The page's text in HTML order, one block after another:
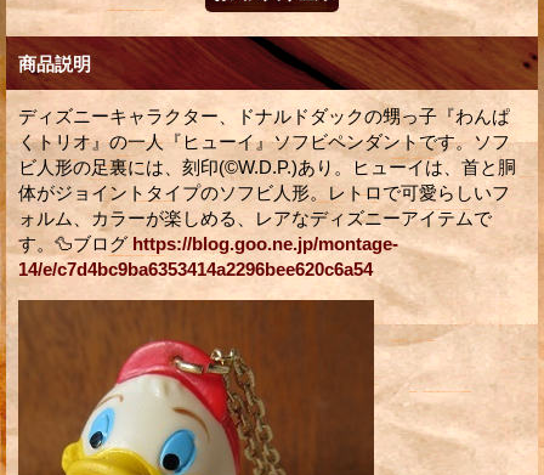
商品説明
ディズニーキャラクター、ドナルドダックの甥っ子『わんぱ
くトリオ』の一人『ヒューイ』ソフビペンダントです。ソフ
ビ人形の足裏には、刻印(©W.D.P.)あり。ヒューイは、首と胴
体がジョイントタイプのソフビ人形。レトロで可愛らしいフ
ォルム、カラーが楽しめる、レアなディズニーアイテムで
す。🦆ブログ https://blog.goo.ne.jp/montage-
14/e/c7d4bc9ba6353414a2296bee620c6a54